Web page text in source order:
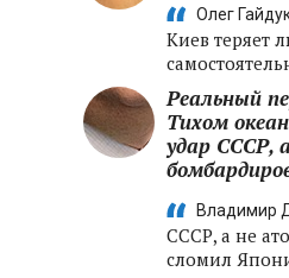
Олег
Киев теряет
Реальный
Тихом
удар СССР,
Владимир
СССР, а не
сломил